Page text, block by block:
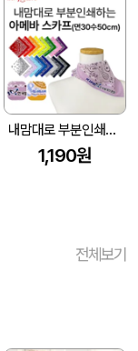
내맘대로 부분인쇄하는 아메바 스카프(면30수50cm)
1,190원
전체보기